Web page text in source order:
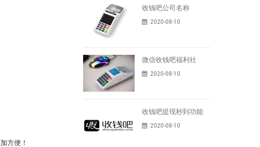
方便！
收钱吧公司名称
2020-08-10
微信收钱吧福利社
2020-08-10
收钱吧提现秒到功能
2020-08-10